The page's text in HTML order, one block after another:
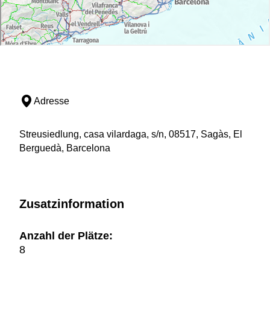
Adresse
Streusiedlung, casa vilardaga, s/n, 08517, Sagàs, El
Berguedà, Barcelona
Zusatzinformation
Anzahl der Plätze:
8